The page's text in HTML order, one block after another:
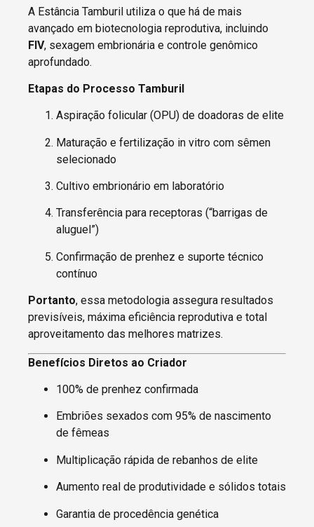
A Estância Tamburil utiliza o que há de mais
avançado em biotecnologia reprodutiva, incluindo
FIV, sexagem embrionária e controle genômico
aprofundado.
Etapas do Processo Tamburil
Aspiração folicular (OPU) de doadoras de elite
Maturação e fertilização in vitro com sêmen
selecionado
Cultivo embrionário em laboratório
Transferência para receptoras (“barrigas de
aluguel”)
Confirmação de prenhez e suporte técnico
contínuo
Portanto, essa metodologia assegura resultados
previsíveis, máxima eficiência reprodutiva e total
aproveitamento das melhores matrizes.
Benefícios Diretos ao Criador
100% de prenhez confirmada
Embriões sexados com 95% de nascimento
de fêmeas
Multiplicação rápida de rebanhos de elite
Aumento real de produtividade e sólidos totais
Garantia de procedência genética